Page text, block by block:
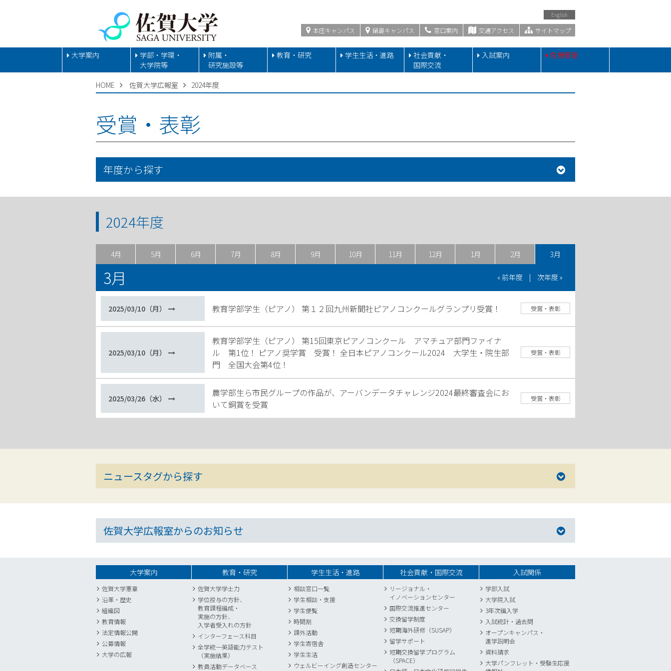
English
本庄キャンパス 鍋島キャンパス 窓口案内 交通アクセス サイトマップ
大学案内
学部・学環・
大学院等
附属・
研究施設等
教育・研究 学生生活・進路
社会貢献・
国際交流
入試案内 危機管理
HOME 佐賀大学広報室 2024年度
受賞・表彰
年度から探す
2024年度
4月 5月 6月 7月 8月 9月 10月 11月 12月 1月 2月 3月
3月 « 前年度 | 次年度 »
2025/03/10（月） 教育学部学生（ピアノ） 第１２回九州新聞社ピアノコンクールグランプリ受賞！ 受賞・表彰
2025/03/10（月）
教育学部学生（ピアノ） 第15回東京ピアノコンクール アマチュア部門ファイナ
ル 第1位！ ピアノ奨学賞 受賞！ 全日本ピアノコンクール2024 大学生・院生部
門 全国大会第4位！
受賞・表彰
2025/03/26（水）
農学部生ら市民グループの作品が、アーバンデータチャレンジ2024最終審査会にお
いて銅賞を受賞
受賞・表彰
ニュースタグから探す
佐賀大学広報室からのお知らせ
大学案内
佐賀大学憲章
沿革・歴史
組織図
教育情報
法定情報公開
公募情報
大学の広報
教育・研究
佐賀大学学士力
学位授与の方針、
教育課程編成・
実施の方針、
入学者受入れの方針
インターフェース科目
全学統一英語能力テスト
（実施結果）
教員活動データベース
学生生活・進路
相談窓口一覧
学生相談・支援
学生便覧
時間割
課外活動
学生寄宿舎
学生生活
ウェルビーイング創造センター
社会貢献・国際交流
リージョナル・
イノベーションセンター
国際交流推進センター
交換留学制度
短期海外研修（SUSAP）
留学サポート
短期交換留学プログラム
（SPACE）
入試関係
学部入試
大学院入試
3年次編入学
入試統計 ・ 過去問
オープンキャンパス・
進学説明会
資料請求
大学パンフレット・受験生応援